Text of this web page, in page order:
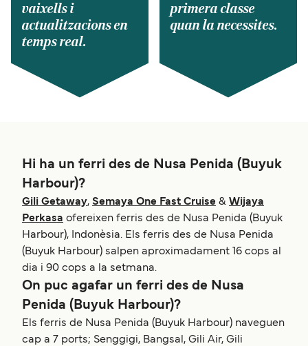
vaixells i
actualitzacions en
temps real.
primera classe
quan la necessites.
Hi ha un ferri des de Nusa Penida (Buyuk
Harbour)?
Gili Getaway, Semaya One Fast Cruise & Wijaya
Perkasa ofereixen ferris des de Nusa Penida (Buyuk
Harbour), Indonèsia. Els ferris des de Nusa Penida
(Buyuk Harbour) salpen aproximadament 16 cops al
dia i 90 cops a la setmana.
On puc agafar un ferri des de Nusa
Penida (Buyuk Harbour)?
Els ferris de Nusa Penida (Buyuk Harbour) naveguen
cap a 7 ports; Senggigi, Bangsal, Gili Air, Gili